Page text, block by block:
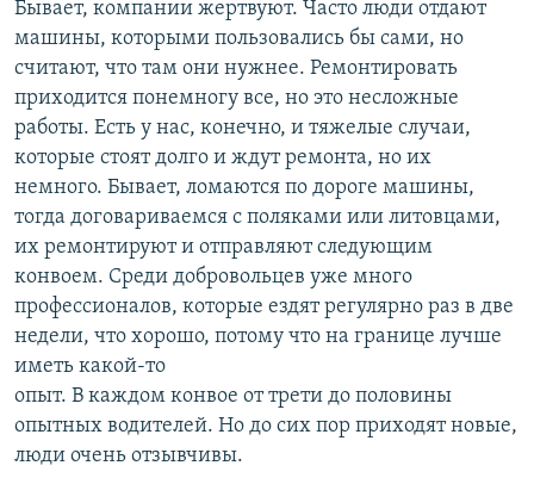
Бывает, компании жертвуют. Часто люди отдают
машины, которыми пользовались бы сами, но
считают, что там они нужнее. Ремонтировать
приходится понемногу все, но это несложные
работы. Есть у нас, конечно, и тяжелые случаи,
которые стоят долго и ждут ремонта, но их
немного. Бывает, ломаются по дороге машины,
тогда договариваемся с поляками или литовцами,
их ремонтируют и отправляют следующим
конвоем. Среди добровольцев уже много
профессионалов, которые ездят регулярно раз в две
недели, что хорошо, потому что на границе лучше
иметь какой-то
опыт. В каждом конвое от трети до половины
опытных водителей. Но до сих пор приходят новые,
люди очень отзывчивы.